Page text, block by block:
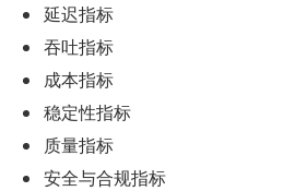
延迟指标
吞吐指标
成本指标
稳定性指标
质量指标
安全与合规指标